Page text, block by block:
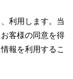
利用します。当
客様の同意を得
報を利用するこ